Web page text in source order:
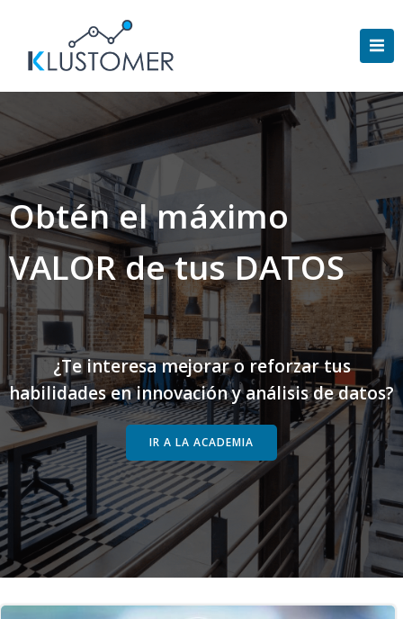
Obtén el máximo
VALOR de tus DATOS
¿Te interesa mejorar o reforzar tus
habilidades en innovación y análisis de datos?
IR A LA ACADEMIA